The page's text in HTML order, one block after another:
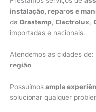
instalação, reparos e
da Brastemp, Electrolux,
importadas e nacionais.
Atendemos as cidades de:
região.
Possuímosampla
solucionar qualquer